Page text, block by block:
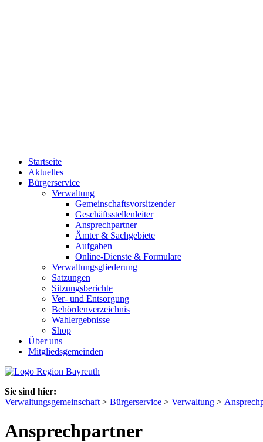
Startseite
Aktuelles
Bürgerservice
Verwaltung
Gemeinschaftsvorsitzender
Geschäftsstellenleiter
Ansprechpartner
Ämter & Sachgebiete
Aufgaben
Online-Dienste & Formulare
Verwaltungsgliederung
Satzungen
Sitzungsberichte
Ver- und Entsorgung
Behördenverzeichnis
Wahlergebnisse
Shop
Über uns
Mitgliedsgemeinden
Sie sind hier:
Verwaltungsgemeinschaft > Bürgerservice > Verwaltung >
Ansprechpartner